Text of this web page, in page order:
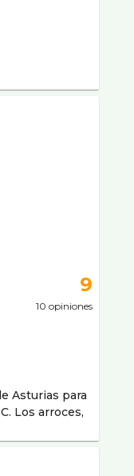
9
10 opiniones
Asturias para
Los arroces,